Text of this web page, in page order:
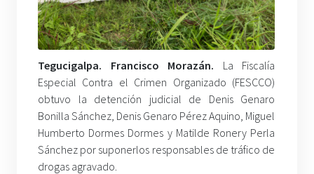
Tegucigalpa. Francisco Morazán. La Fiscalía
Especial Contra el Crimen Organizado (FESCCO)
obtuvo la detención judicial de Denis Genaro
Bonilla Sánchez, Denis Genaro Pérez Aquino, Miguel
Humberto Dormes Dormes y Matilde Ronery Perla
Sánchez por suponerlos responsables de tráfico de
drogas agravado.